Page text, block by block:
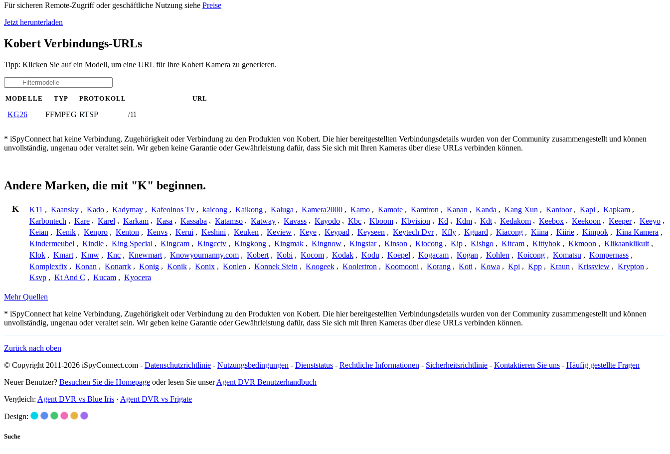
Für sicheren Remote-Zugriff oder geschäftliche Nutzung siehe Preise
Jetzt herunterladen
Kobert Verbindungs-URLs
Tipp: Klicken Sie auf ein Modell, um eine URL für Ihre Kobert Kamera zu generieren.
MODELLE TYP PROTOKOLL URL
KG26 FFMPEG RTSP /11
* iSpyConnect hat keine Verbindung, Zugehörigkeit oder Verbindung zu den Produkten von Kobert. Die hier bereitgestellten Verbindungsdetails wurden von der Community zusammengestellt und können
unvollständig, ungenau oder veraltet sein. Wir geben keine Garantie oder Gewährleistung dafür, dass Sie sich mit Ihren Kameras über diese URLs verbinden können.
Andere Marken, die mit "K" beginnen.
K K11 , Kaansky , Kado , Kadymay , Kafeoinos Tv , kaicong , Kaikong , Kaluga , Kamera2000 , Kamo , Kamote , Kamtron , Kanan , Kanda , Kang Xun , Kantoor , Kapi , Kapkam ,
Karbontech , Kare , Karel , Karkam , Kasa , Kassaba , Katamso , Katway , Kavass , Kayodo , Kbc , Kboom , Kbvision , Kd , Kdm , Kdt , Kedakom , Keebox , Keekoon , Keeper , Keeyo ,
Keian , Kenik , Kenpro , Kenton , Kenvs , Kerui , Keshini , Keuken , Keview , Keye , Keypad , Keyseen , Keytech Dvr , Kfly , Kguard , Kiacong , Kiina , Kiirie , Kimpok , Kina Kamera ,
Kindermeubel , Kindle , King Special , Kingcam , Kingcctv , Kingkong , Kingmak , Kingnow , Kingstar , Kinson , Kiocong , Kip , Kishgo , Kitcam , Kittyhok , Kkmoon , Klikaanklikuit ,
Klok , Kmart , Kmw , Knc , Knewmart , Knowyournanny.com , Kobert , Kobi , Kocom , Kodak , Kodu , Koepel , Kogacam , Kogan , Kohlen , Koicong , Komatsu , Kompernass ,
Komplexfix , Konan , Konarrk , Konig , Konik , Konix , Konlen , Konnek Stein , Koogeek , Koolertron , Koomooni , Korang , Koti , Kowa , Kpi , Kpp , Kraun , Krissview , Krypton ,
Ksvp , Kt And C , Kucam , Kyocera
Mehr Quellen
* iSpyConnect hat keine Verbindung, Zugehörigkeit oder Verbindung zu den Produkten von Kobert. Die hier bereitgestellten Verbindungsdetails wurden von der Community zusammengestellt und können
unvollständig, ungenau oder veraltet sein. Wir geben keine Garantie oder Gewährleistung dafür, dass Sie sich mit Ihren Kameras über diese URLs verbinden können.
Zurück nach oben
© Copyright 2011-2026 iSpyConnect.com - Datenschutzrichtlinie - Nutzungsbedingungen - Dienststatus - Rechtliche Informationen - Sicherheitsrichtlinie - Kontaktieren Sie uns - Häufig gestellte Fragen
Neuer Benutzer? Besuchen Sie die Homepage oder lesen Sie unserAgent DVR Benutzerhandbuch
Vergleich: Agent DVR vs Blue Iris · Agent DVR vs Frigate
Design:
Suche